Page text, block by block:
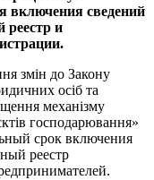
сведений
реестр и
змін до Закону
осіб та
механізму
господарювання»
срок включения
реестр